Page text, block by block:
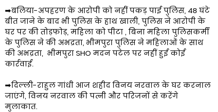
➡बलिया-अपहरण के आरोपी को नहीं पकड़ पाई पुलिस, 48 घंटे
बीत जाने के बाद भी पुलिस के हाथ खाली, पुलिस ने आरोपी के
घर पर की तोड़फोड़, महिला को पीटा , बिना महिला पुलिसकर्मी
के पुलिस ने की अभद्रता, भीमपुरा पुलिस ने महिलाओं के साथ
की अभद्रता, भीमपुरा SHO मदन पटेल पर नहीं हुई कोई
कार्रवाई.
➡दिल्ली-राहुल गांधी आज शहीद विनय नरवाल के घर करनाल
जाएंगे, विनय नरवाल की पत्नी और परिजनों से करेंगे
मुलाकात.